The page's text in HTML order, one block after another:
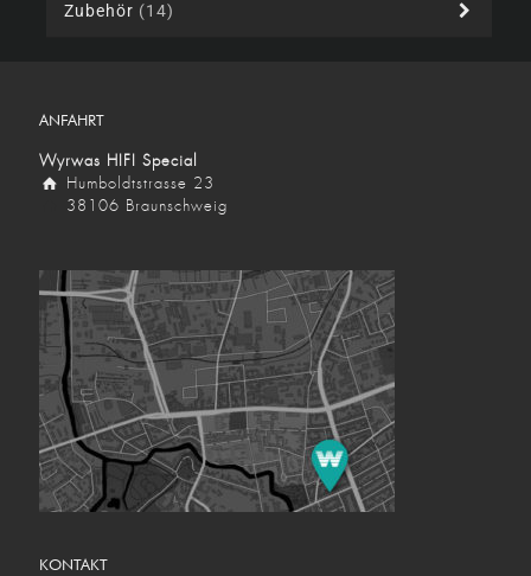
Zubehör (14)
ANFAHRT
Wyrwas HIFI Special
Humboldtstrasse 23
38106 Braunschweig
KONTAKT